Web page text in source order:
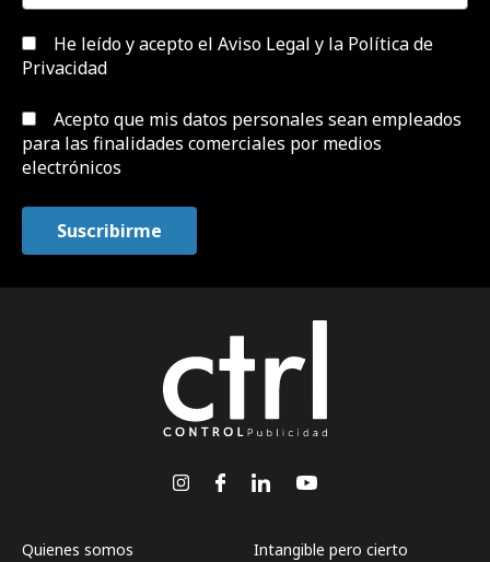
He leído y acepto el Aviso Legal y la Política de
Privacidad
Acepto que mis datos personales sean empleados
para las finalidades comerciales por medios
electrónicos
Quienes somos
Intangible pero cierto